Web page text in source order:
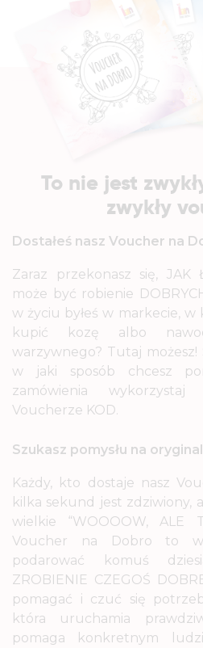
To nie jest
zwykły
Dostałeś nasz Voucher na
Zaraz przekonasz się, JAK
może być robienie
w życiu byłeś w markecie,
kupić kozę albo
warzywnego? Tutaj
w jaki sposób chcesz
zamówienia
Voucherze KOD.
Szukasz pomysłu na
Każdy, kto dostaje nasz
kilka sekund jest zdziwiony,
wielkie “WOOOOW, ALE
Voucher na Dobro to
podarować komuś
ZROBIENIE CZEGOŚ
pomagać i czuć się
która uruchamia
pomaga konkretnym